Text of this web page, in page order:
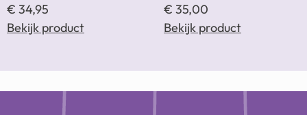
€ 34,95
Bekijk product
€ 35,00
Bekijk product